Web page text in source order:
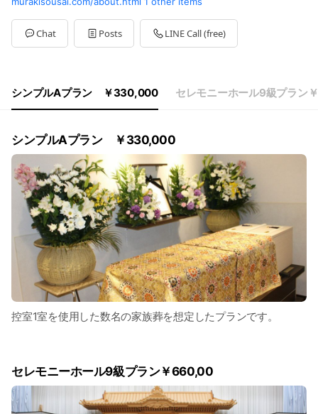
Chat Posts LINE Call (free)
シンプルAプラン ￥330,000 セレモニーホール9級プラン
シンプルAプラン ￥330,000
控室1室を使用した数名の家族葬を想定したプランです。
セレモニーホール9級プラン￥660,00